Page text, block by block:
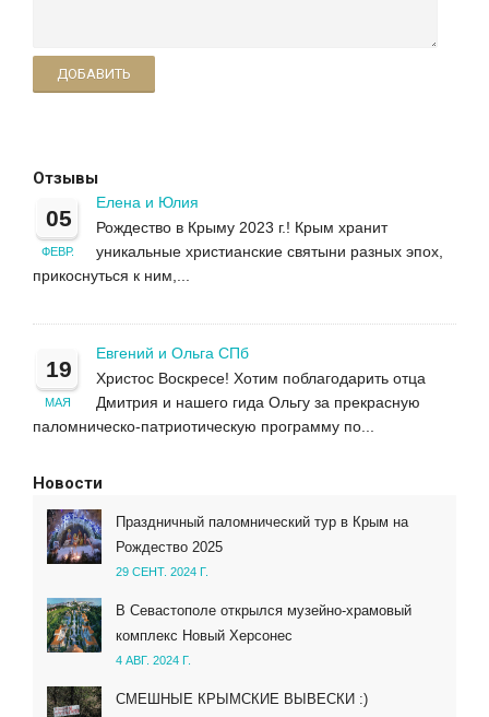
ДОБАВИТЬ
Отзывы
05
ФЕВР.
Елена и Юлия
Рождество в Крыму 2023 г.! Крым хранит
уникальные христианские святыни разных эпох,
прикоснуться к ним,...
19
МАЯ
Евгений и Ольга СПб
Христос Воскресе! Хотим поблагодарить отца
Дмитрия и нашего гида Ольгу за прекрасную
паломническо-патриотическую программу по...
Новости
Праздничный паломнический тур в Крым на
Рождество 2025
29 СЕНТ. 2024 Г.
В Севастополе открылся музейно-храмовый
комплекс Новый Херсонес
4 АВГ. 2024 Г.
СМЕШНЫЕ КРЫМСКИЕ ВЫВЕСКИ :)